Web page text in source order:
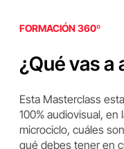
FORMACIÓN 360º
¿Qué vas a
Esta Masterclass
100% audiovisual,
microciclo, cuáles
qué debes tener en